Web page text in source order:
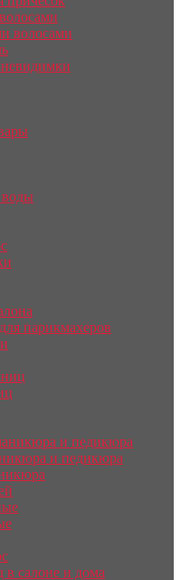
волосами
парикмахеров
и педикюра
и педикюра
салоне и дома